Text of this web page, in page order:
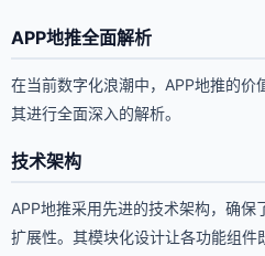
APP地推全面解析
在当前数字化浪潮中，APP地推的价
其进行全面深入的解析。
技术架构
APP地推采用先进的技术架构，确
扩展性。其模块化设计让各功能组件